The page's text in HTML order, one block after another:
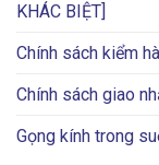
KHÁC BIỆT]
Chính sách kiểm
Chính sách giao
Gọng kính trong